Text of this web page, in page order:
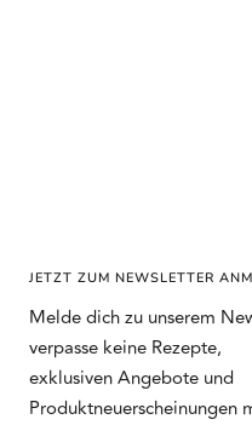
JETZT ZUM NEWSLETTER
Melde dich zu unserem
verpasse keine Rezepte,
exklusiven Angebote und
Produktneuerscheinungen